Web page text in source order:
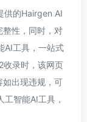
供的Hairgen AI
整性，同时，对
AI工具，一站式
录时，该网页
如出现违规，可
智能AI工具，